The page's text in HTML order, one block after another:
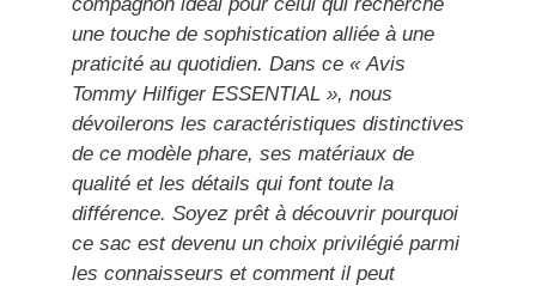
une touche de sophistication alliée à une
praticité au quotidien. Dans ce « Avis
Tommy Hilfiger ESSENTIAL », nous
dévoilerons les caractéristiques distinctives
de ce modèle phare, ses matériaux de
qualité et les détails qui font toute la
différence. Soyez prêt à découvrir pourquoi
ce sac est devenu un choix privilégié parmi
les connaisseurs et comment il peut